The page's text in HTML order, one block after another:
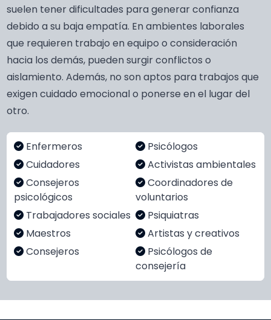
suelen tener dificultades para generar confianza
debido a su baja empatía. En ambientes laborales
que requieren trabajo en equipo o consideración
hacia los demás, pueden surgir conflictos o
aislamiento. Además, no son aptos para trabajos que
exigen cuidado emocional o ponerse en el lugar del
otro.
Enfermeros
Cuidadores
Consejeros
psicológicos
Trabajadores sociales
Maestros
Consejeros
Psicólogos
Activistas ambientales
Coordinadores de
voluntarios
Psiquiatras
Artistas y creativos
Psicólogos de
consejería